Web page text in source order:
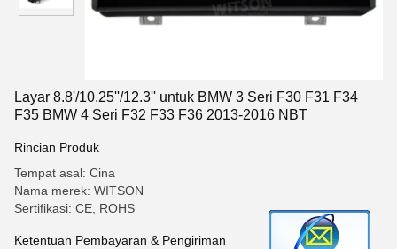
Layar 8.8'/10.25''/12.3'' untuk BMW 3 Seri F30 F31 F34
F35 BMW 4 Seri F32 F33 F36 2013-2016 NBT
Rincian Produk
Tempat asal: Cina
Nama merek: WITSON
Sertifikasi: CE, ROHS
Ketentuan Pembayaran & Pengiriman